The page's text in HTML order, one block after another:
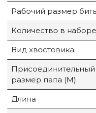
Рабочий размер
Количество в наборе
Вид хвостовика
Присоединительный
размер папа (M)
Длина